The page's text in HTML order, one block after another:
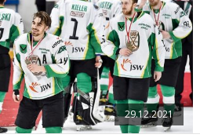
29.12.2021